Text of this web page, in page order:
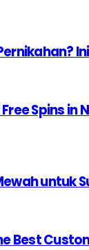
Spins in
untuk
Best